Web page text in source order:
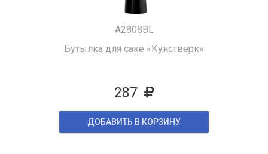
A2808BL
Бутылка для саке «Кунстверк»
287
ДОБАВИТЬ В КОРЗИНУ